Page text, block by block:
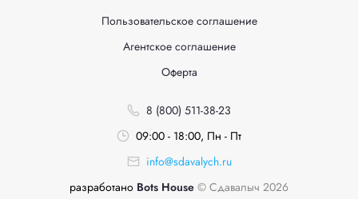
Пользовательское соглашение
Агентское соглашение
Оферта
8 (800) 511-38-23
09:00 - 18:00, Пн - Пт
info@sdavalych.ru
разработано Bots House © Сдавалыч 2026